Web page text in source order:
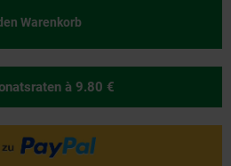
Warenkorb
à 9.80 €